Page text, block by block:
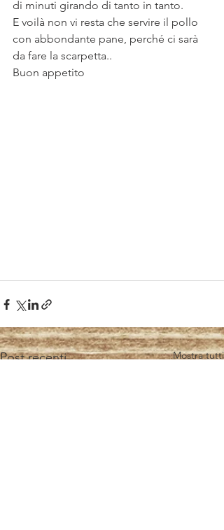
di minuti girando di tanto in tanto.
E voilà non vi resta che servire il pollo
con abbondante pane, perché ci sarà
da fare la scarpetta..
Buon appetito
Post recenti Mostra tutti